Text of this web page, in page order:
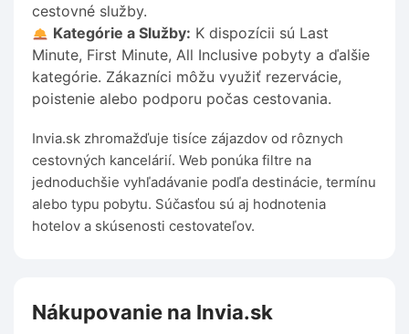
cestovné služby.
Kategórie a Služby: K dispozícii sú Last
Minute, First Minute, All Inclusive pobyty a ďalšie
kategórie. Zákazníci môžu využiť rezervácie,
poistenie alebo podporu počas cestovania.
Invia.sk zhromažďuje tisíce zájazdov od rôznych
cestovných kancelárií. Web ponúka filtre na
jednoduchšie vyhľadávanie podľa destinácie, termínu
alebo typu pobytu. Súčasťou sú aj hodnotenia
hotelov a skúsenosti cestovateľov.
Nákupovanie na Invia.sk